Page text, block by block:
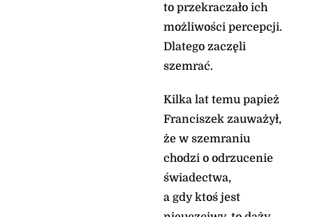
to przekraczało ich
możliwości percepcji.
Dlatego zaczęli
szemrać.
Kilka lat temu papież
Franciszek zauważył,
że w szemraniu
chodzi o odrzucenie
świadectwa,
a gdy ktoś jest